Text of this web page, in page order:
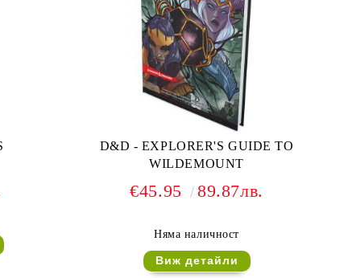
D&D - EXPLORER'S GUIDE TO
WILDEMOUNT
€45.95 89.87лв.
Няма наличност
Виж детайли